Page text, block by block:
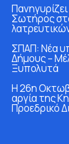
Σωτήρος
ΣΠΑΠ: Νέα
Δήμους –
Ξυπολυτά
Η 26η
αργία της
Προεδρικό